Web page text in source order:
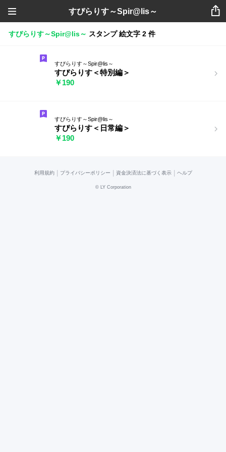
すぴらりす～Spir@lis～
すぴらりす～Spir@lis～ スタンプ 絵文字 2 件
すぴらりす～Spir@lis～
すぴらりす＜特別編＞
￥190
すぴらりす～Spir@lis～
すぴらりす＜日常編＞
￥190
利用規約 プライバシーポリシー 資金決済法に基づく表示 ヘルプ
© LY Corporation